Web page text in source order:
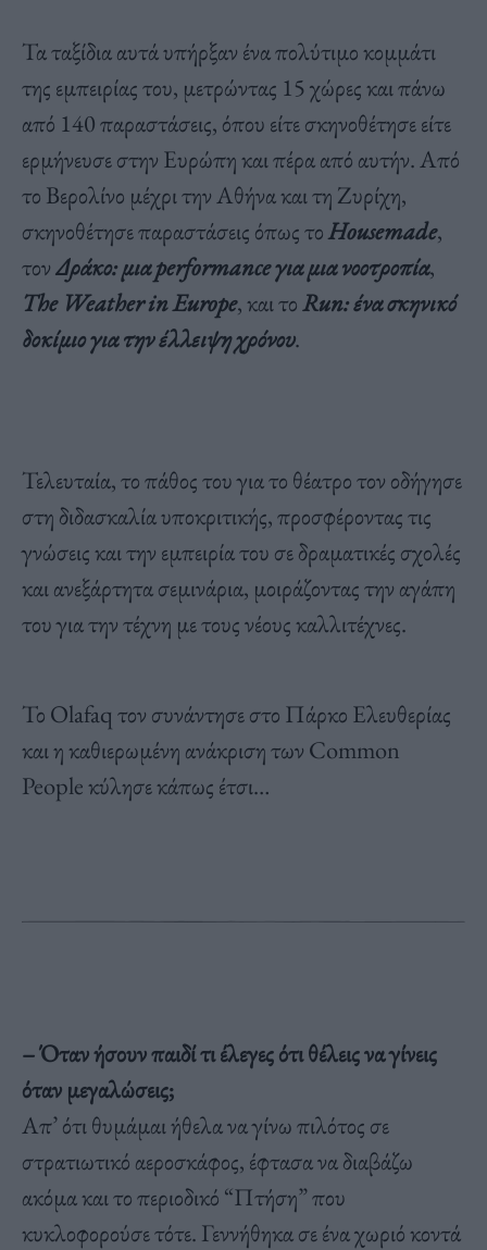
Τα ταξίδια αυτά υπήρξαν ένα πολύτιμο κομμάτι
της εμπειρίας του, μετρώντας 15 χώρες και πάνω
από 140 παραστάσεις, όπου είτε σκηνοθέτησε είτε
ερμήνευσε στην Ευρώπη και πέρα από αυτήν. Από
το Βερολίνο μέχρι την Αθήνα και τη Ζυρίχη,
σκηνοθέτησε παραστάσεις όπως τοHousemade,
τονΔράκο: μια performance για μια νοοτροπία,
The Weather in Europe, και τοRun: ένα σκηνικό
δοκίμιο για την έλλειψη χρόνου.
Τελευταία, το πάθος του για το θέατρο τον οδήγησε
στη διδασκαλία υποκριτικής, προσφέροντας τις
γνώσεις και την εμπειρία του σε δραματικές σχολές
και ανεξάρτητα σεμινάρια, μοιράζοντας την αγάπη
του για την τέχνη με τους νέους καλλιτέχνες.
Το Olafaq τον συνάντησε στο Πάρκο Ελευθερίας
και η καθιερωμένη ανάκριση των Common
People κύλησε κάπως έτσι…
– Όταν ήσουν παιδί τι έλεγες ότι θέλεις να γίνεις
όταν μεγαλώσεις;
Απ’ ότι θυμάμαι ήθελα να γίνω πιλότος σε
στρατιωτικό αεροσκάφος, έφτασα να διαβάζω
ακόμα και το περιοδικό “Πτήση” που
κυκλοφορούσε τότε. Γεννήθηκα σε ένα χωριό κοντά